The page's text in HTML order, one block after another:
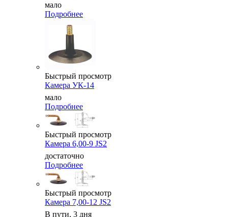
мало
Подробнее
Быстрый просмотр
Камера УК-14
мало
Подробнее
Быстрый просмотр
Камера 6,00-9 JS2
достаточно
Подробнее
Быстрый просмотр
Камера 7,00-12 JS2
В пути, 3 дня